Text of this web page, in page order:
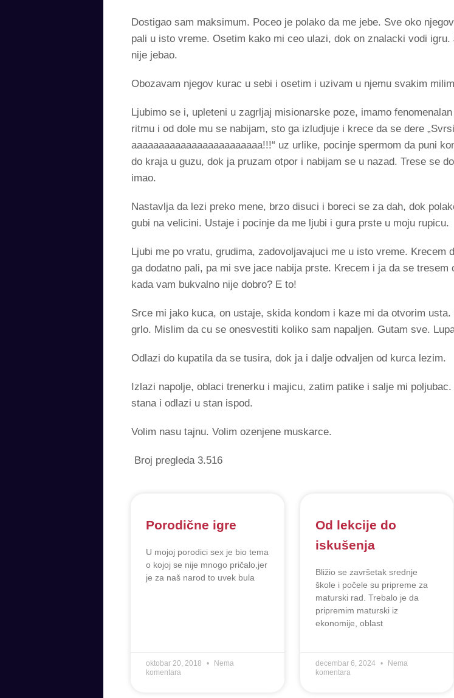
Dostigao sam maksimum. Poceo je polako da me jebe. Sve oko
pali u isto vreme. Osetim kako mi ceo ulazi, dok on znalacki vodi
nije jebao.
Obozavam njegov kurac u sebi i osetim i uzivam u njemu svakim
Ljubimo se i, upleteni u zagrljaj misionarske poze, imamo
ritmu i od dole mu se nabijam, sto ga izludjuje i krece da se dere
aaaaaaaaaaaaaaaaaaaaaaaa!!!“ uz urlike, pocinje spermom da puni
do kraja u guzu, dok ja pruzam otpor i nabijam se u nazad. Trese se
imao.
Nastavlja da lezi preko mene, brzo disuci i boreci se za dah, dok
gubi na velicini. Ustaje i pocinje da me ljubi i gura prste u moju rupicu.
Ljubi me po vratu, grudima, zadovoljavajuci me u isto vreme. Krecem
ga dodatno pali, pa mi sve jace nabija prste. Krecem i ja da se tresem
kada vam bukvalno nije dobro? E to!
Srce mi jako kuca, on ustaje, skida kondom i kaze mi da otvorim
grlo. Mislim da cu se onesvestiti koliko sam napaljen. Gutam sve.
Odlazi do kupatila da se tusira, dok ja i dalje odvaljen od kurca lezim.
Izlazi napolje, oblaci trenerku i majicu, zatim patike i salje mi
stana i odlazi u stan ispod.
Volim nasu tajnu. Volim ozenjene muskarce.
Broj pregleda 3.516
Porodične igre
U mojoj porodici sex je bio tema
o kojoj se nije mnogo pričalo,jer
je za naš narod to uvek bula
oktobar 20, 2018
Nema
komentara
Od lekcije do
iskušenja
Bližio se završetak srednje
škole i počele su pripreme za
maturski rad. Trebalo je da
pripremim maturski iz
ekonomije, oblast
decembar 6, 2024
Nema
komentara